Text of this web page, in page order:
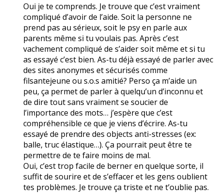
Oui je te comprends. Je trouve que c’est vraiment
compliqué d’avoir de l’aide. Soit la personne ne
prend pas au sérieux, soit le psy en parle aux
parents même si tu voulais pas. Après c’est
vachement compliqué de s’aider soit même et si tu
as essayé c’est bien. As-tu déjà essayé de parler avec
des sites anonymes et sécurisés comme
filsantejeune ou s.o.s amitié? Perso ça m’aide un
peu, ça permet de parler à quelqu’un d’inconnu et
de dire tout sans vraiment se soucier de
l’importance des mots… j’espère que c’est
compréhensible ce que je viens d’écrire. As-tu
essayé de prendre des objects anti-stresses (ex:
balle, truc élastique…). Ça pourrait peut être te
permettre de te faire moins de mal.
Oui, c’est trop facile de berner en quelque sorte, il
suffit de sourire et de s’effacer et les gens oublient
tes problèmes. Je trouve ça triste et ne t’oublie pas.